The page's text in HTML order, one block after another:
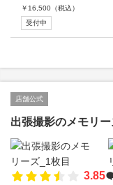
￥ 16,500 （税込）
受付中
店舗公式
出張撮影のメモリー
3.85